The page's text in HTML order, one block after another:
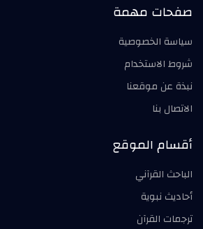
صفحات مهمة
سياسة الخصوصية
شروط الاستخدام
نبذة عن موقعنا
الاتصال بنا
أقسام الموقع
الباحث القرآني
أحاديث نبوية
ترجمات القرآن